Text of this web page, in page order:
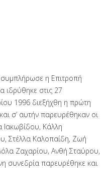
η Επιτροπή
ιδρύθηκε στις 27
1996 διεξήχθη η πρώτη
σ’ αυτήν παρευρέθηκαν οι
Ιακωβίδου, Κάλλη
Στέλλα Καλοπαίδη, Ζωή
Ζαχαρίου, Ανθή Σταύρου,
συνεδρία παρευρέθηκε και